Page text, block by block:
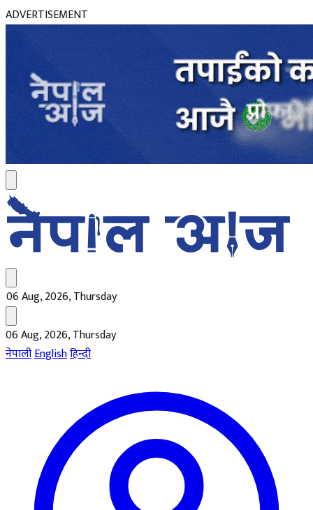
ADVERTISEMENT
06 Aug, 2026, Thursday
06 Aug, 2026, Thursday
नेपालीEnglishहिन्दी